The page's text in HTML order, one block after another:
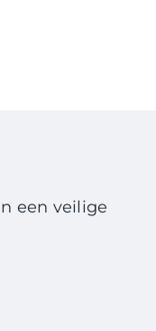
een veilige